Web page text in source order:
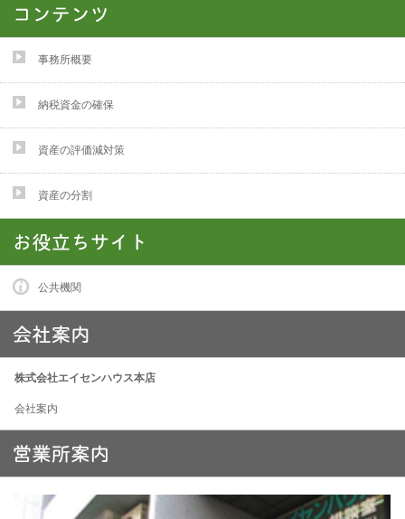
事務所概要
納税資金の確保
資産の評価減対策
資産の分割
公共機関
株式会社エイセンハウス本店
会社案内